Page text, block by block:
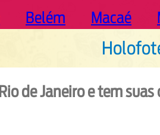
Belém Macaé
de Janeiro e tem suas